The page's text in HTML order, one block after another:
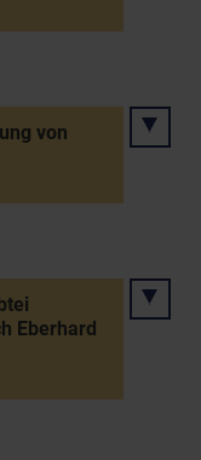
von
Eberhard